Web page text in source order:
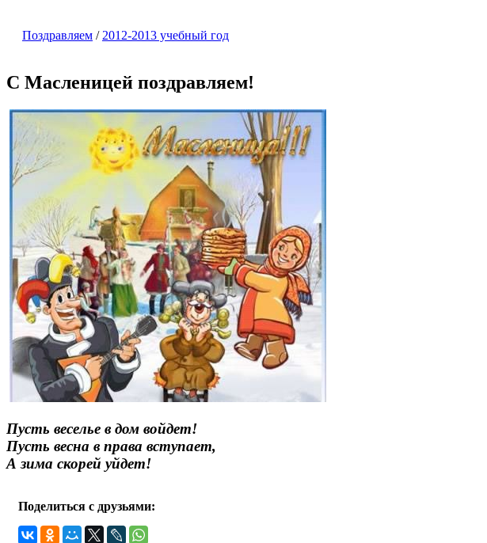
Поздравляем / 2012-2013 учебный год
С Масленицей поздравляем!
Пусть веселье в дом войдет!
Пусть весна в права вступает,
А зима скорей уйдет!
Поделиться с друзьями: